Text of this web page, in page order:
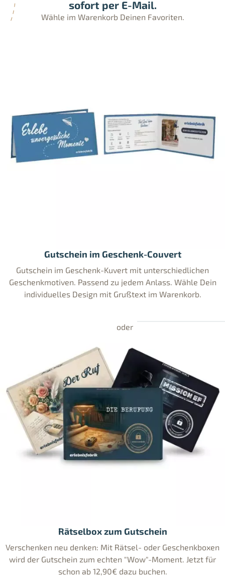
sofort per E-Mail.
Wähle im Warenkorb Deinen Favoriten.
Gutschein im Geschenk-Couvert
Gutschein im Geschenk-Kuvert mit unterschiedlichen
Geschenkmotiven. Passend zu jedem Anlass. Wähle Dein
individuelles Design mit Grußtext im Warenkorb.
Rätselbox zum Gutschein
Verschenken neu denken: Mit Rätsel- oder Geschenkboxen
wird der Gutschein zum echten "Wow"-Moment. Jetzt für
schon ab 12,90€ dazu buchen.